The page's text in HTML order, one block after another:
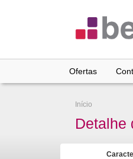
Ofertas
Início
Detalhe